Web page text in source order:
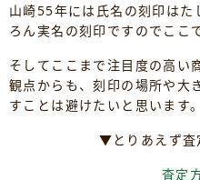
山崎55年には氏名の刻印はた
ろん実名の刻印ですのでここ
そしてここまで注目度の高い
観点からも、刻印の場所や大
すことは避けたいと思います。
▼とりあえず
査定